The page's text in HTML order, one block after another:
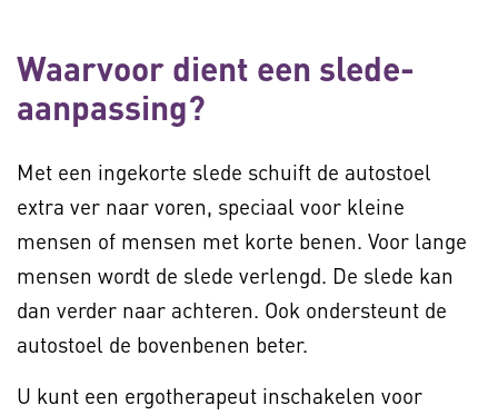
Waarvoor dient een slede-
aanpassing?
Met een ingekorte slede schuift de autostoel
extra ver naar voren, speciaal voor kleine
mensen of mensen met korte benen. Voor lange
mensen wordt de slede verlengd. De slede kan
dan verder naar achteren. Ook ondersteunt de
autostoel de bovenbenen beter.
U kunt een ergotherapeut inschakelen voor